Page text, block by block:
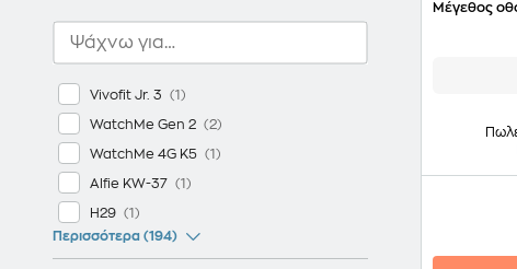
Vivofit Jr. 3
WatchMe Gen 2
WatchMe 4G K5
Alfie KW-37
H29
Περισσότερα (194)
Μέγεθος